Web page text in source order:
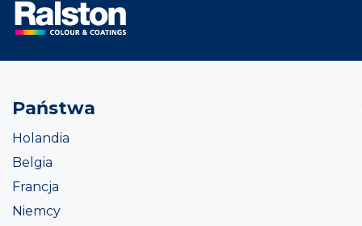
Państwa
Holandia
Belgia
Francja
Niemcy